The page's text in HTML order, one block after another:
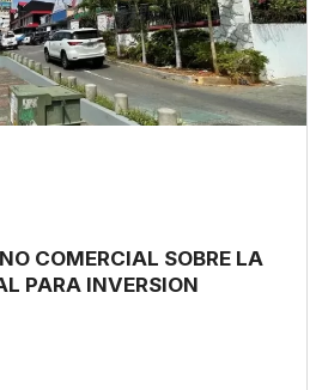
COMERCIAL SOBRE LA
PARA INVERSION